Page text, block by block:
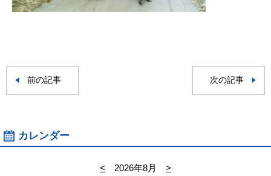
前の記事 次の記事
カレンダー
< 2026年8月
>